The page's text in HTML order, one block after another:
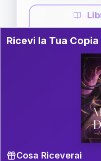
Guida
Il libro è in fase di
per
P.S.
Scorri più
Ricevi la Tua Copia
Ricevi la Tua
Cosa Riceverai